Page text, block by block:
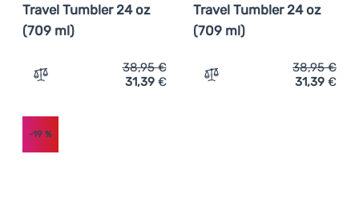
Travel Tumbler 24 oz
(709 ml)
Zum Vergleich 'Thermotasse Hydro Flask All Around
38,95€
31,39 €
Travel Tumbler 24 oz
(709 ml)
Zum Vergleich
38,95€
31,39 €
-19 %